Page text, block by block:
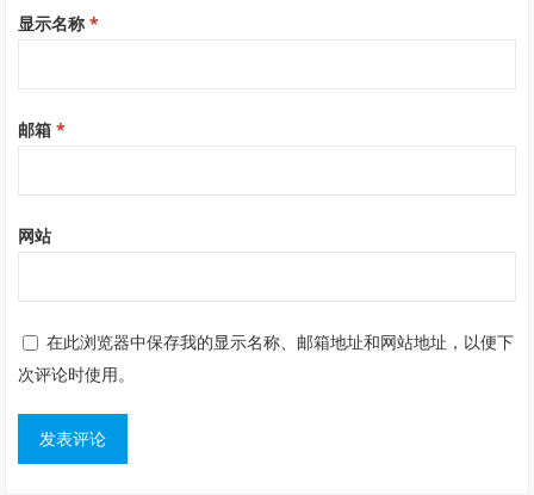
显示名称*
邮箱*
网站
在此浏览器中保存我的显示名称、邮箱地址和网站地址，以便下
次评论时使用。